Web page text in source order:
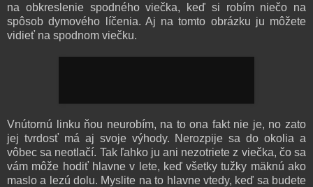
na obkreslenie spodného viečka, keď si robím niečo na
spôsob dymového líčenia. Aj na tomto obrázku ju môžete
vidieť na spodnom viečku.
Vnútornú linku ňou neurobím, na to ona fakt nie je, no zato
jej tvrdosť má aj svoje výhody. Nerozpije sa do okolia a
vôbec sa neotlačí. Tak ľahko ju ani nezotriete z viečka, čo sa
vám môže hodiť hlavne v lete, keď všetky tužky mäknú ako
maslo a lezú dolu. Myslite na to hlavne vtedy, keď sa budete